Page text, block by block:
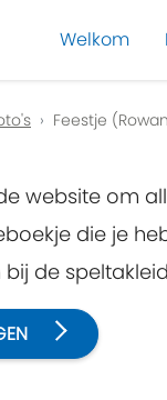
Welkom
Feestje
website om
die je
de